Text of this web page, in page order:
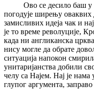
Ово се десило баш у
погодује ширењу
замисливих идеја чак и
је то време револуције,
када ни англиканска
нису могле да обрате
ситуација напокон
унитаријанства добили
челу са Најем. Нај је
глупог аргумента,